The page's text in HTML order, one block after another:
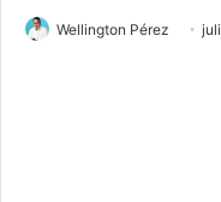
Wellington Pérez